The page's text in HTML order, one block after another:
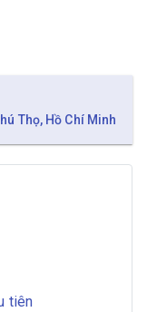
Thọ, Hồ Chí Minh
tiên